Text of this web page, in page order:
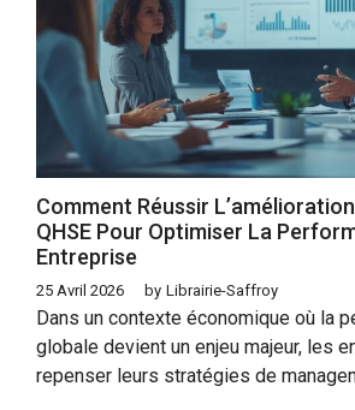
Comment Réussir
QHSE Pour Optimiser La
Entreprise
25 Avril 2026 by Librairie-Saffroy
Dans un contexte économique où la
globale devient un enjeu majeur, les
repenser leurs stratégies de